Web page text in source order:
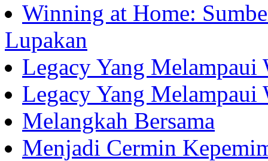
Winning at Home:
Lupakan
Legacy Yang Melampaui
Legacy Yang Melampaui
Melangkah Bersama
Menjadi Cermin